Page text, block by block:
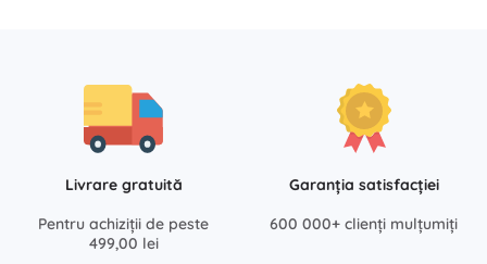
Livrare gratuită
Pentru achiziții de peste
499,00 lei
Garanția satisfacției
600 000+ clienți mulțumiți